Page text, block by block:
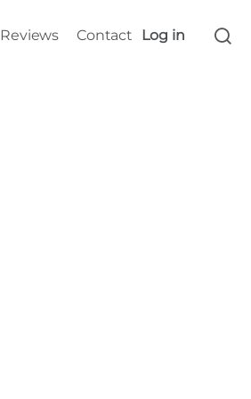
Reviews Contact Log in